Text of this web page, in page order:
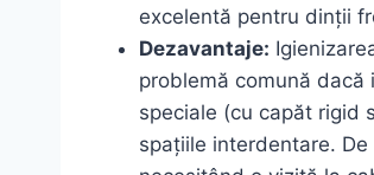
excelentă pentru dinții
Dezavantaje:
problemă comună dacă
speciale (cu capăt rigid
spațiile interdentare.